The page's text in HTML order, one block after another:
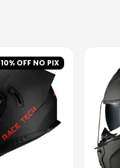
10% OFF NO PIX